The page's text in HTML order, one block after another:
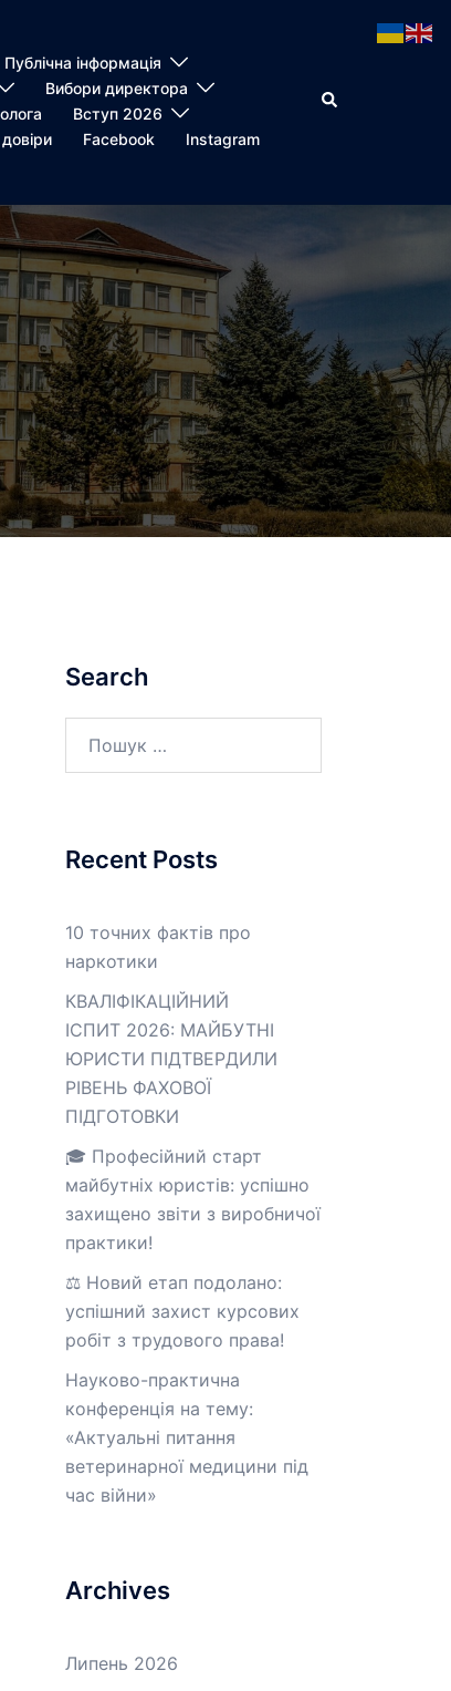
Публічна інформація
Вибори директора
Вступ 2026
Facebook Instagram
Пошук
Search
Recent Posts
10 точних фактів про
наркотики
КВАЛІФІКАЦІЙНИЙ
ІСПИТ 2026: МАЙБУТНІ
ЮРИСТИ ПІДТВЕРДИЛИ
РІВЕНЬ ФАХОВОЇ
ПІДГОТОВКИ
🎓 Професійний старт
майбутніх юристів: успішно
захищено звіти з виробничої
практики!
⚖️ Новий етап подолано:
успішний захист курсових
робіт з трудового права!
Науково-практична
конференція на тему:
«Актуальні питання
ветеринарної медицини під
час війни»
Archives
Липень 2026